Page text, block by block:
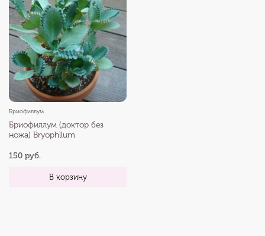
Бриофиллум
Бриофиллум (доктор без
ножа) Bryophllum
150 руб.
В корзину